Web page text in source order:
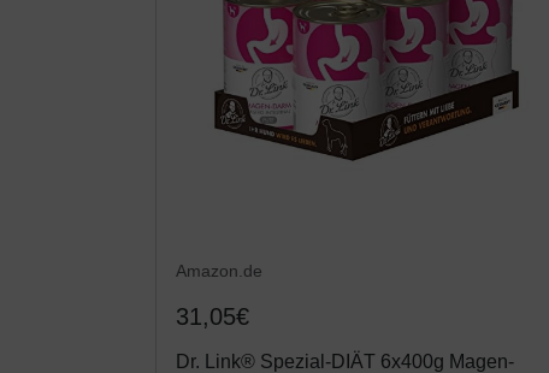
Amazon.de
31,05€
Dr. Link® Spezial-DIÄT 6x400g Magen-